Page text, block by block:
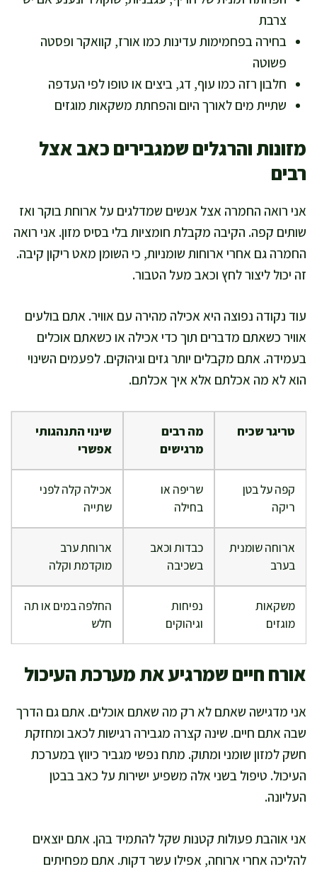
צרבת
בחירה בפחמימות עדינות כמו אורז, קוואקר ופסטה
פשוטה
חלבון רזה כמו עוף, דג, ביצים או טופו לפי העדפה
שתיית מים לאורך היום והפחתת משקאות מוגזים
מזונות והרגלים שמגבירים כאב אצל
רבים
אני רואה החמרה אצל אנשים שמדלגים על ארוחת בוקר ואז
שותים קפה. הקיבה מקבלת חומציות בלי בסיס מזון. אני רואה
החמרה גם אחרי ארוחות שומניות, כי השומן מאט ריקון קיבה.
זה יכול ליצור לחץ וכאב מעל הטבור.
עוד נקודה נפוצה היא אכילה מהירה עם אוויר. אתם בולעים
אוויר כשאתם מדברים תוך כדי אכילה או כשאתם אוכלים
בעמידה. אתם מקבלים יותר גזים וגיהוקים. לפעמים השינוי
הוא לא מה אכלתם אלא איך אכלתם.
טריגר שכיח
מה רבים
מרגישים
שינוי התנהגותי
אפשרי
קפה על בטן
ריקה
שריפה או
בחילה
אכילה קלה לפני
שתייה
ארוחה שומנית
בערב
כבדות וכאב
בשכיבה
ארוחת ערב
מוקדמת וקלה
משקאות
מוגזים
נפיחות
וגיהוקים
החלפה במים או תה
חלש
אורח חיים שמרגיע את מערכת העיכול
אני מדגישה שאתם לא רק מה שאתם אוכלים. אתם גם הדרך
שבה אתם חיים. שינה קצרה מגבירה רגישות לכאב ומחזקת
חשק למזון שומני ומתוק. מתח נפשי מגביר כיווץ במערכת
העיכול. טיפול בשני אלה משפיע ישירות על כאב בבטן
העליונה.
אני אוהבת פעולות קטנות שקל להתמיד בהן. אתם יוצאים
להליכה אחרי ארוחה, אפילו עשר דקות. אתם מפחיתים